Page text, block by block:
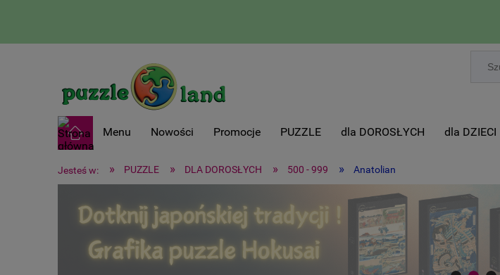
Menu Nowości Promocje PUZZLE dla DOROSŁYCH dla DZIECI
Jesteś w: » PUZZLE » DLA DOROSŁYCH » 500 - 999 » Anatolian